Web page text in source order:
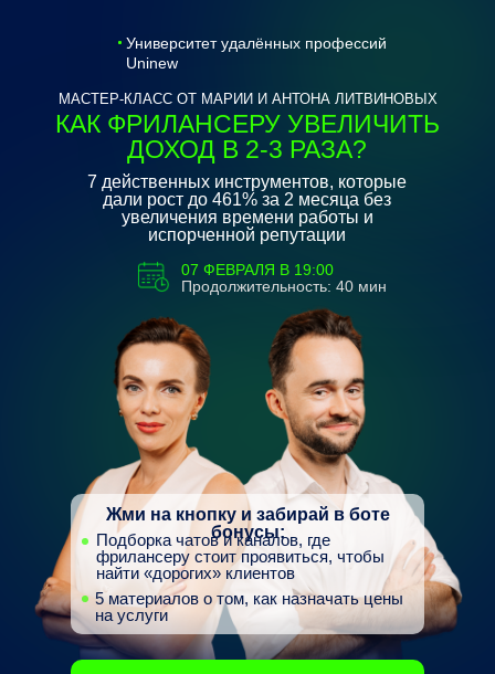
Университет удалённых профессий
Uninew
КАК ФРИЛАНСЕРУ УВЕЛИЧИТЬ
ДОХОД В 2-3 РАЗА?
Жми на кнопку и забирай в боте
бонусы:
7 действенных инструментов, которые
дали рост до 461% за 2 месяца без
увеличения времени работы и
испорченной репутации
07 ФЕВРАЛЯ В 19:00
Подборка чатов и каналов, где
фрилансеру стоит проявиться, чтобы
найти «дорогих» клиентов
МАСТЕР-КЛАСС ОТ МАРИИ И АНТОНА ЛИТВИНОВЫХ
5 материалов о том, как назначать цены
на услуги
Продолжительность: 40 мин